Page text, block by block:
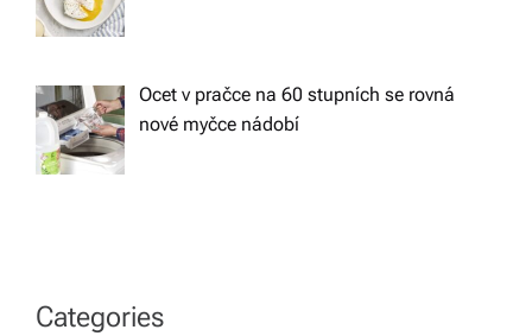
Ocet v pračce na 60 stupních se rovná
nové myčce nádobí
Categories